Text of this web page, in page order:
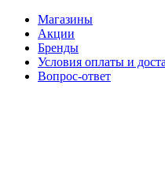
Магазины
Акции
Бренды
Условия оплаты и
Вопрос-ответ